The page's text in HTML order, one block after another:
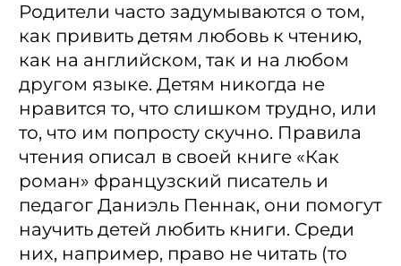
Родители часто задумываются о том,
как привить детям любовь к чтению,
как на английском, так и на любом
другом языке. Детям никогда не
нравится то, что слишком трудно, или
то, что им попросту скучно. Правила
чтения описал в своей книге «Как
роман» французский писатель и
педагог Даниэль Пеннак, они помогут
научить детей любить книги. Среди
них, например, право не читать (то